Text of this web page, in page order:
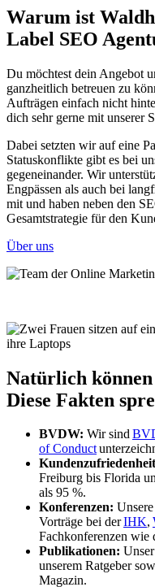
Warum ist
Label SEO
Du möchtest dein Angebot
ganzheitlich betreuen zu
Aufträgen einfach nicht
dich sehr gerne mit unserer
Dabei setzten wir auf eine
Statuskonflikte gibt es bei
gegeneinander. Wir
Engpässen als auch bei
mit und haben neben den
Gesamtstrategie für den
Über uns
Natürlich
Diese Fakten
BVDW: Wir sind
of Conduct
Freiburg bis Florida
als 95 %.
Konferenzen:
Vorträge bei derIHK,
Fachkonferenzen wie
Publikationen:
unserem Ratgeber
Magazin.